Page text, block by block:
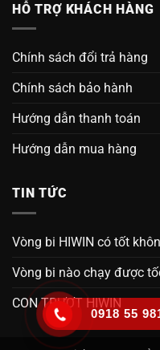
HỖ TRỢ KHÁCH HÀNG
Chính sách đổi trả hàng
Chính sách bảo hành
Hướng dẫn thanh toán
Hướng dẫn mua hàng
TIN TỨC
Vòng bi HIWIN có tốt
Vòng bi nào chạy được
CON TRƯỢT HIWIN
0918 55